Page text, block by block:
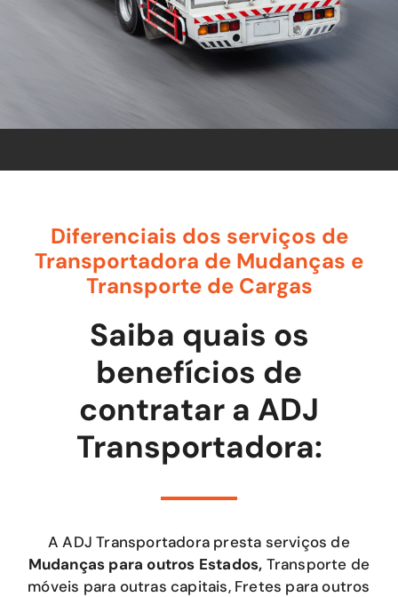
ORÇAMENTO
Diferenciais dos serviços de
Transportadora de Mudanças e
Transporte de Cargas
Saiba quais os
benefícios de
contratar a ADJ
Transportadora:
A ADJ Transportadora presta serviços de
Mudanças para outros Estados, Transporte de
móveis para outras capitais, Fretes para outros